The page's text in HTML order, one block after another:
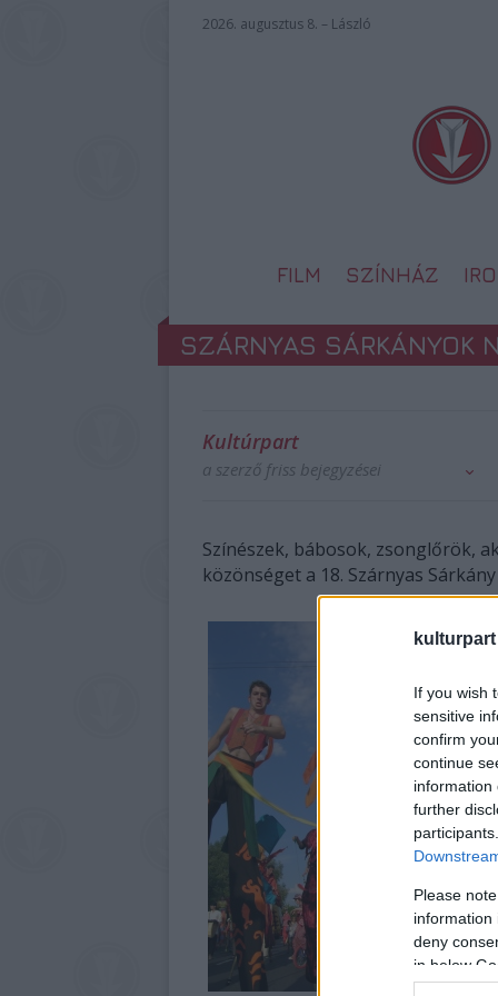
If you wish
sensitive
confirm
continue
information
further
Please
information
deny
in below
2026. augusztus 8. – László
FILM SZÍNHÁZ
SZÁRNYAS SÁRKÁNYOK
Kultúrpart
a szerző friss bejegyzései
Színészek, bábosok, zsonglőrök,
közönséget a 18. Szárnyas